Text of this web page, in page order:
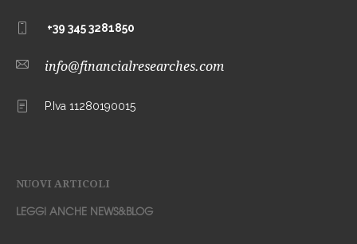
+39 345 3281850
info@financialresearches.com
P.Iva 11280190015
NUOVI ARTICOLI
LEGGI ANCHE NEWS&BLOG